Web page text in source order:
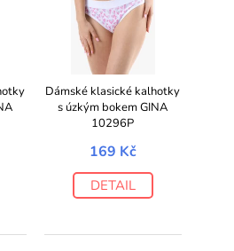
Dámské klasické kalhotky
s úzkým bokem GINA
10296P
169 Kč
DETAIL